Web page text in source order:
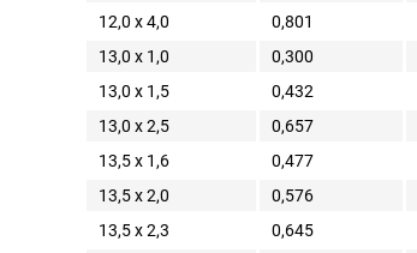
12,0 x 4,0
0,801
13,0 x 1,0
0,300
13,0 x 1,5
0,432
13,0 x 2,5
0,657
13,5 x 1,6
0,477
13,5 x 2,0
0,576
13,5 x 2,3
0,645